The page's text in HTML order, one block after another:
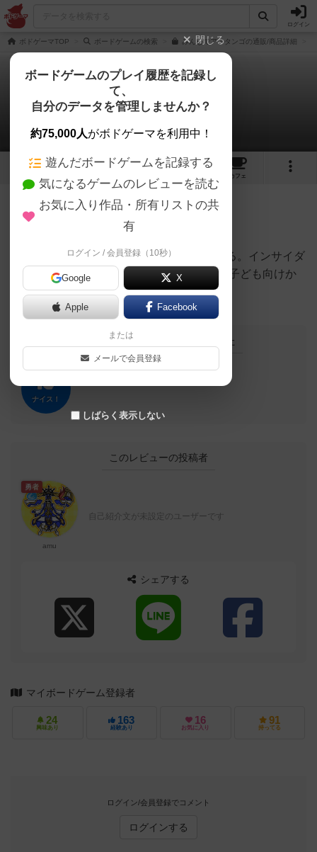
ログイン
ボドゲーマTOP ボードゲームの検索 みんなでアテタンゴの通販/商品詳細
みんなでアテタンゴ
amuさんのレビュー
3 4
カフェ
48名 0名 0 約1年前
ヒントカードへの回答を元に、お題を当てる。インサイダ
ーの役職なし版。ヒント/お題が簡単なので子ども向けか
この投稿に0 しました
ナイス！
このレビューの投稿者
勇者
amu
自己紹介文が未設定のユーザーです
シェアする
マイボードゲーム登録者
24
興味あり
163
経験あり
16
お気に入り
91
持ってる
ログイン/会員登録でコメント
ログインする
閉じる
ボードゲームのプレイ履歴を記録し
て、
自分のデータを管理しませんか？
約75,000人がボドゲーマを利用中！
遊んだボードゲームを記録する
気になるゲームのレビューを読む
お気に入り作品・所有リストの共
有
ログイン / 会員登録（10秒）
Google X
Apple Facebook
または
メールで会員登録
しばらく表示しない